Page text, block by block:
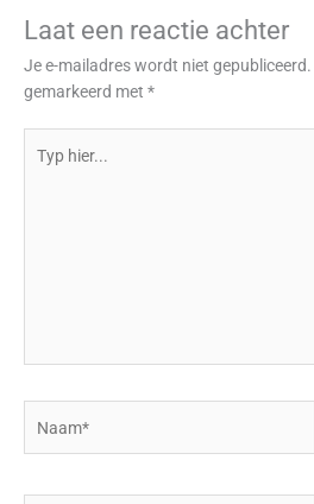
Laat een reactie achter
Je e-mailadres wordt niet gepubliceerd.
gemarkeerd met *
hier...